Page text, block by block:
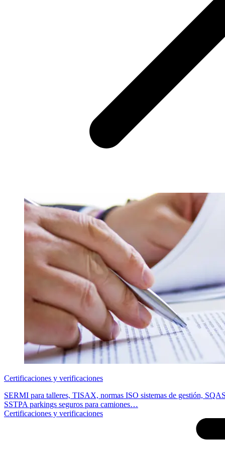
Certificaciones y verificaciones
SERMI para talleres, TISAX, normas ISO sistemas de gestión,
SSTPA parkings seguros para camiones…
Certificaciones y verificaciones